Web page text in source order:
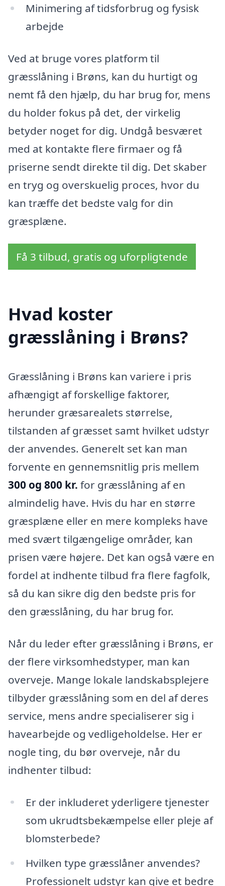
Minimering af tidsforbrug og fysisk
arbejde
Ved at bruge vores platform til
græsslåning i Brøns, kan du hurtigt og
nemt få den hjælp, du har brug for, mens
du holder fokus på det, der virkelig
betyder noget for dig. Undgå besværet
med at kontakte flere firmaer og få
priserne sendt direkte til dig. Det skaber
en tryg og overskuelig proces, hvor du
kan træffe det bedste valg for din
græsplæne.
Få 3 tilbud, gratis og uforpligtende
Hvad koster
græsslåning i Brøns?
Græsslåning i Brøns kan variere i pris
afhængigt af forskellige faktorer,
herunder græsarealets størrelse,
tilstanden af græsset samt hvilket udstyr
der anvendes. Generelt set kan man
forvente en gennemsnitlig pris mellem
300 og 800 kr. for græsslåning af en
almindelig have. Hvis du har en større
græsplæne eller en mere kompleks have
med svært tilgængelige områder, kan
prisen være højere. Det kan også være en
fordel at indhente tilbud fra flere fagfolk,
så du kan sikre dig den bedste pris for
den græsslåning, du har brug for.
Når du leder efter græsslåning i Brøns, er
der flere virksomhedstyper, man kan
overveje. Mange lokale landskabsplejere
tilbyder græsslåning som en del af deres
service, mens andre specialiserer sig i
havearbejde og vedligeholdelse. Her er
nogle ting, du bør overveje, når du
indhenter tilbud:
Er der inkluderet yderligere tjenester
som ukrudtsbekæmpelse eller pleje af
blomsterbede?
Hvilken type græsslåner anvendes?
Professionelt udstyr kan give et bedre